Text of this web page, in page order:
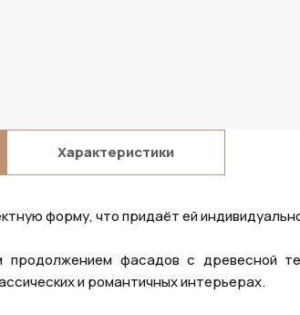
Характеристики
форму, что придаёт ей
продолжением фасадов с древесной
и романтичных интерьерах.